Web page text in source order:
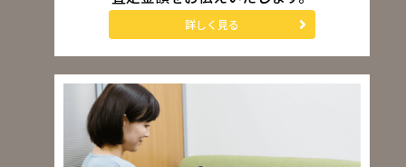
詳しく見る